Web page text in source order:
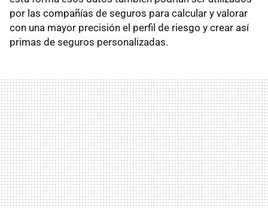
por las compañías de seguros para calcular y valorar
con una mayor precisión el perfil de riesgo y crear así
primas de seguros personalizadas.